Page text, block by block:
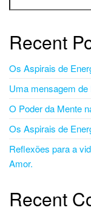
Recent
Os Aspirais de
Uma mensagem
O Poder da Mente
Os Aspirais de
Reflexões para a
Amor.
Recent